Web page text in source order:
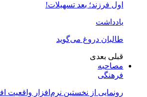
اول فرزند؛ بعد تسهیلات!
یادداشت
طالبان دروغ می‌گوید
قبلی بعدی
مصاحبه
فرهنگی
رونمایی از نخستین نرم‌افزار واقعیت